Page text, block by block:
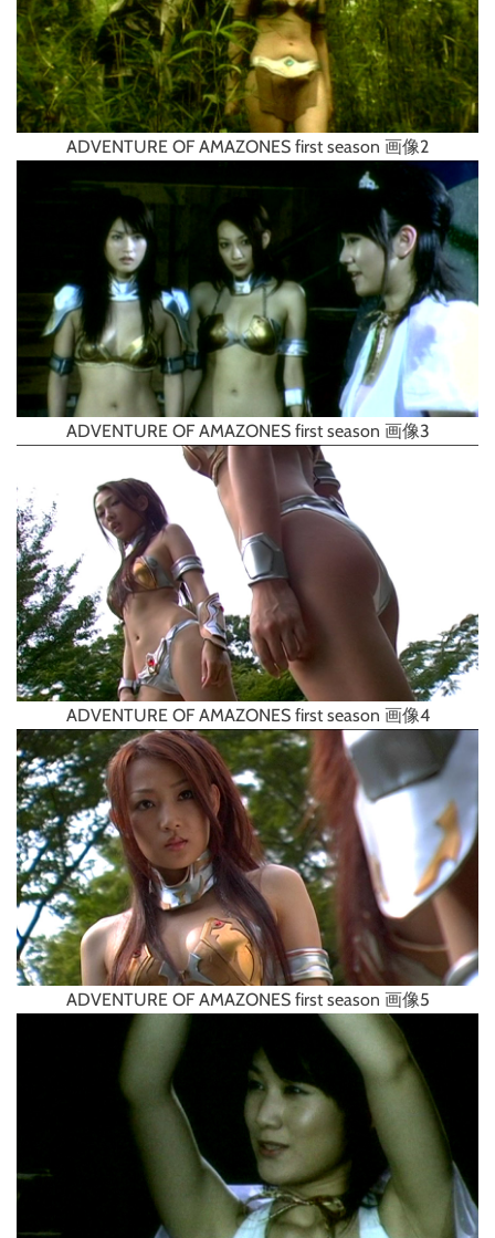
ADVENTURE OF AMAZONES first season 画像2
ADVENTURE OF AMAZONES first season 画像3
ADVENTURE OF AMAZONES first season 画像4
ADVENTURE OF AMAZONES first season 画像5